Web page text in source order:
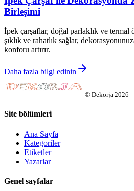
Birleşimi
İpek çarşaflar, doğal parlaklık ve termal
şıklık ve rahatlık sağlar,
konforu artırır.
Daha fazla bilgi edinin
© Dekorja 2026
Site bölümleri
Ana Sayfa
Kategoriler
Etiketler
Yazarlar
Genel sayfalar